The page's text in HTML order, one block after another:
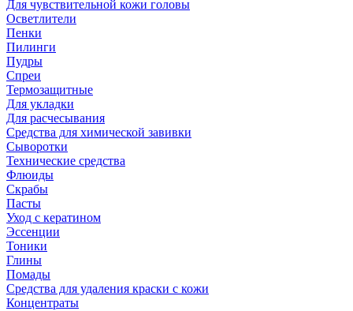
Для чувствительной кожи головы
Осветлители
Пенки
Пилинги
Пудры
Спреи
Термозащитные
Для укладки
Для расчесывания
Средства для химической завивки
Сыворотки
Технические средства
Флюиды
Скрабы
Пасты
Уход с кератином
Эссенции
Тоники
Глины
Помады
Средства для удаления краски с кожи
Концентраты